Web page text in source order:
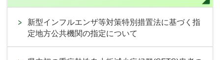
新型インフルエンザ等対策特別措置法に基づく指
定地方公共機関の指定について